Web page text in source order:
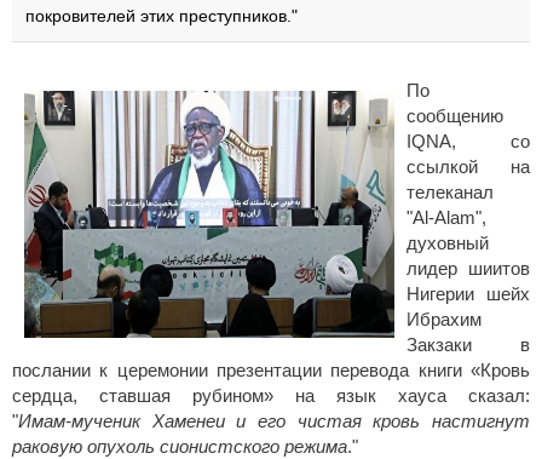
покровителей этих преступников."
По
сообщению
IQNA, со
ссылкой на
телеканал
"Al‑Alam",
духовный
лидер шиитов
Нигерии шейх
Ибрахим
Закзаки в
послании к церемонии презентации перевода книги «Кровь
сердца, ставшая рубином» на язык хауса сказал:
"Имам‑мученик Хаменеи и его чистая кровь настигнут
раковую опухоль сионистского режима."